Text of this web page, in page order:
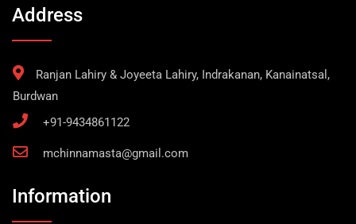
Address
Ranjan Lahiry & Joyeeta Lahiry, Indrakanan, Kanainatsal,
Burdwan
+91-9434861122
mchinnamasta@gmail.com
Information